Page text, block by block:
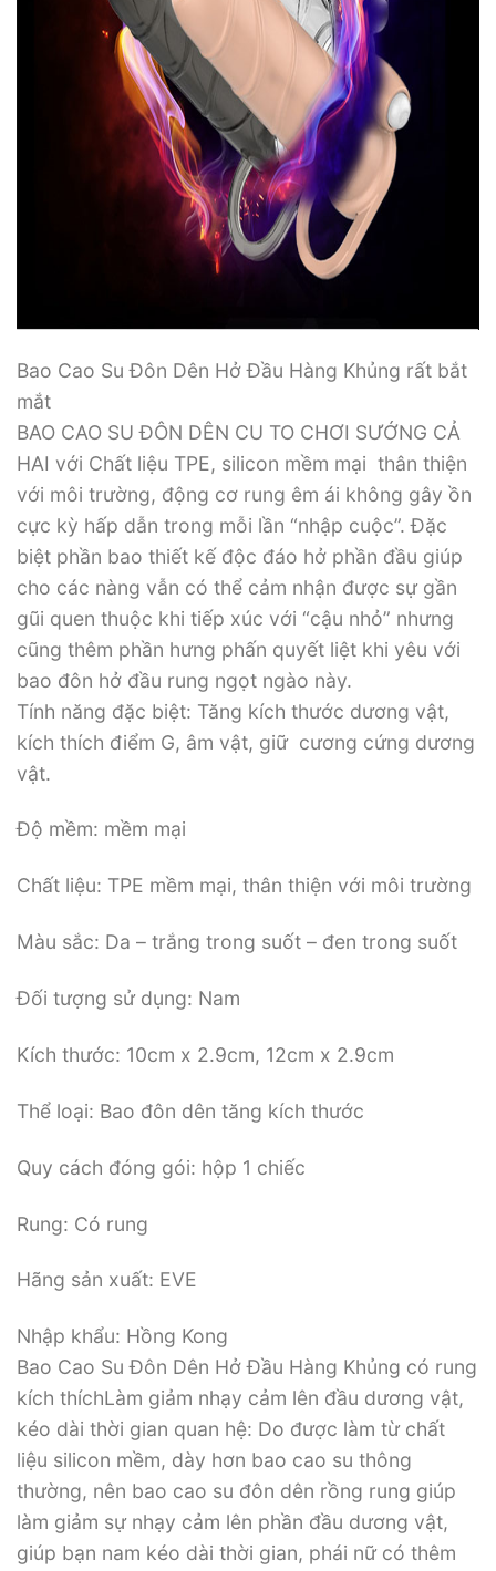
Bao Cao Su Đôn Dên Hở Đầu Hàng Khủng rất bắt
mắt
BAO CAO SU ĐÔN DÊN CU TO CHƠI SƯỚNG CẢ
HAI với Chất liệu TPE, silicon mềm mại thân thiện
với môi trường, động cơ rung êm ái không gây ồn
cực kỳ hấp dẫn trong mỗi lần “nhập cuộc”. Đặc
biệt phần bao thiết kế độc đáo hở phần đầu giúp
cho các nàng vẫn có thể cảm nhận được sự gần
gũi quen thuộc khi tiếp xúc với “cậu nhỏ” nhưng
cũng thêm phần hưng phấn quyết liệt khi yêu với
bao đôn hở đầu rung ngọt ngào này.
Tính năng đặc biệt: Tăng kích thước dương vật,
kích thích điểm G, âm vật, giữ cương cứng dương
vật.
Độ mềm: mềm mại
Chất liệu: TPE mềm mại, thân thiện với môi trường
Màu sắc: Da – trắng trong suốt – đen trong suốt
Đối tượng sử dụng: Nam
Kích thước: 10cm x 2.9cm, 12cm x 2.9cm
Thể loại: Bao đôn dên tăng kích thước
Quy cách đóng gói: hộp 1 chiếc
Rung: Có rung
Hãng sản xuất: EVE
Nhập khẩu: Hồng Kong
Bao Cao Su Đôn Dên Hở Đầu Hàng Khủng có rung
kích thíchLàm giảm nhạy cảm lên đầu dương vật,
kéo dài thời gian quan hệ: Do được làm từ chất
liệu silicon mềm, dày hơn bao cao su thông
thường, nên bao cao su đôn dên rồng rung giúp
làm giảm sự nhạy cảm lên phần đầu dương vật,
giúp bạn nam kéo dài thời gian, phái nữ có thêm